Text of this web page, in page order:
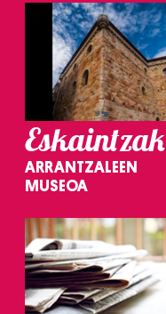
Eskaintzak
ARRANTZALEEN
MUSEOA